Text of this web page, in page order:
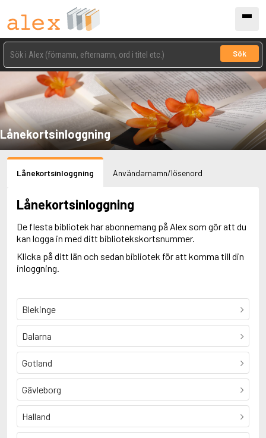
Sök
Lånekortsinloggning
Lånekortsinloggning Användarnamn/lösenord
Lånekortsinloggning
De flesta bibliotek har abonnemang på Alex som gör att du
kan logga in med ditt bibliotekskortsnummer.
Klicka på ditt län och sedan bibliotek för att komma till din
inloggning.
Blekinge
Dalarna
Gotland
Gävleborg
Halland